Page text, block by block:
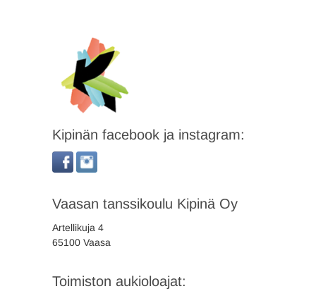
Kipinän facebook ja instagram:
Vaasan tanssikoulu Kipinä Oy
Artellikuja 4
65100 Vaasa
Toimiston aukioloajat: